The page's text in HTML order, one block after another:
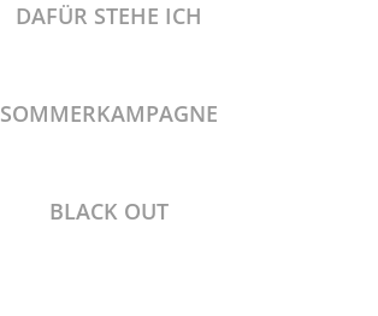
DAFÜR STEHE ICH
SOMMERKAMPAGNE
BLACK OUT